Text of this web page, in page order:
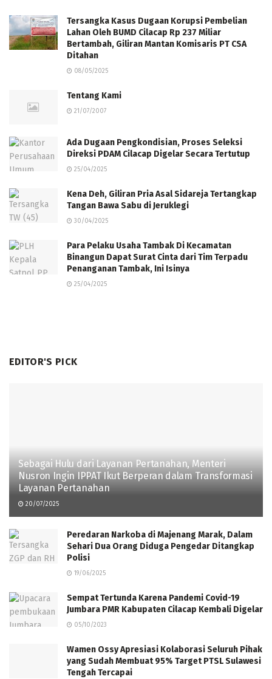
Tersangka Kasus Dugaan Korupsi Pembelian
Lahan Oleh BUMD Cilacap Rp 237 Miliar
Bertambah, Giliran Mantan Komisaris PT CSA
Ditahan
08/05/2025
Tentang Kami
21/07/2007
Ada Dugaan Pengkondisian, Proses Seleksi
Direksi PDAM Cilacap Digelar Secara Tertutup
25/04/2025
Kena Deh, Giliran Pria Asal Sidareja Tertangkap
Tangan Bawa Sabu di Jeruklegi
30/04/2025
Para Pelaku Usaha Tambak Di Kecamatan
Binangun Dapat Surat Cinta dari Tim Terpadu
Penanganan Tambak, Ini Isinya
25/04/2025
EDITOR'S PICK
Sebagai Hulu dari Layanan Pertanahan, Menteri
Nusron Ingin IPPAT Ikut Berperan dalam Transformasi
Layanan Pertanahan
20/07/2025
Peredaran Narkoba di Majenang Marak, Dalam
Sehari Dua Orang Diduga Pengedar Ditangkap
Polisi
19/06/2025
Sempat Tertunda Karena Pandemi Covid-19
Jumbara PMR Kabupaten Cilacap Kembali Digelar
05/10/2023
Wamen Ossy Apresiasi Kolaborasi Seluruh Pihak
yang Sudah Membuat 95% Target PTSL Sulawesi
Tengah Tercapai